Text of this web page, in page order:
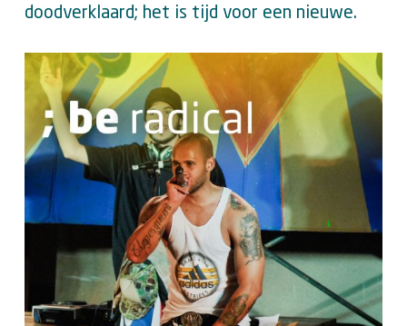
doodverklaard; het is tijd voor een nieuwe.